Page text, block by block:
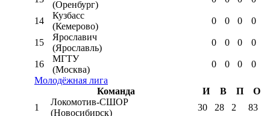
(Оренбург)
14
Кузбасс
(Кемерово)
0 0 0 0
15
Ярославич
(Ярославль)
0 0 0 0
16
МГТУ
(Москва)
0 0 0
0
Молодёжная лига
Команда
И В П
О
1
Локомотив-CШОР
(Новосибирск)
30 28 2 83